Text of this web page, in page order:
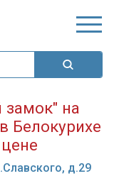
замок" на
Белокурихе
д.29